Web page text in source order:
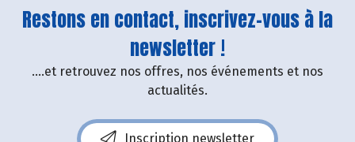
Restons en contact, inscrivez-vous à la
newsletter !
....et retrouvez nos offres, nos événements et nos
actualités.
Inscription newsletter